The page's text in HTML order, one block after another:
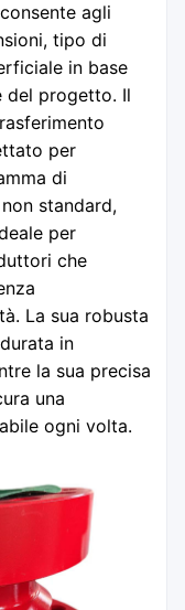
agli
tipo di
in base
del progetto. Il
per
di
standard,
per
che
La sua robusta
in
la sua precisa
una
ogni volta.